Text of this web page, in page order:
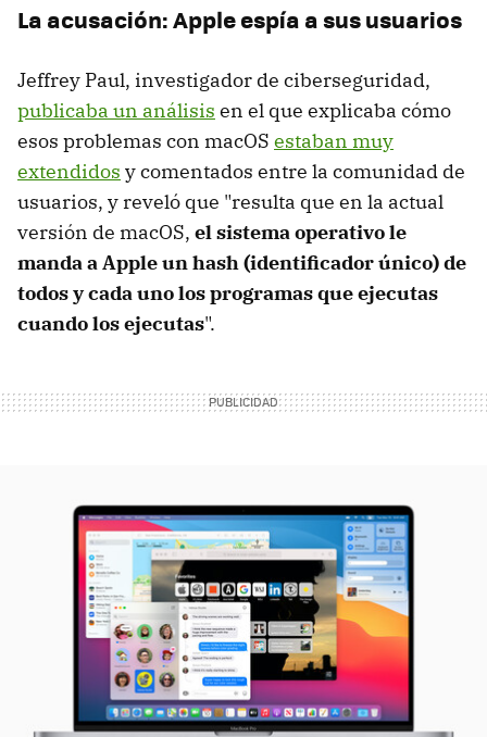
La acusación: Apple espía a sus usuarios
Jeffrey Paul, investigador de ciberseguridad,
publicaba un análisis en el que explicaba cómo
esos problemas con macOS estaban muy
extendidos y comentados entre la comunidad de
usuarios, y reveló que "resulta que en la actual
versión de macOS, el sistema operativo le
manda a Apple un hash (identificador único) de
todos y cada uno los programas que ejecutas
cuando los ejecutas".